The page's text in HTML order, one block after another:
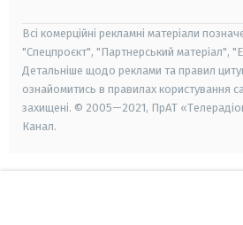
Всі комерційні рекламні матеріали
"Спецпроєкт", "Партнерський матеріал",
Детальніше щодо реклами та правил
ознайомитись в правилах користування
захищені. © 2005—2021, ПрАТ
Канал.